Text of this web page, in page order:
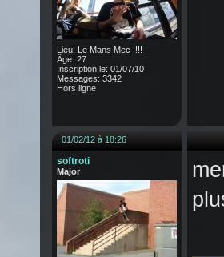
Lieu: Le Mans Mec !!!!
Âge: 27
Inscription le: 01/07/10
Messages: 3342
Hors ligne
01/02/12 à 18:26
softroti
Major